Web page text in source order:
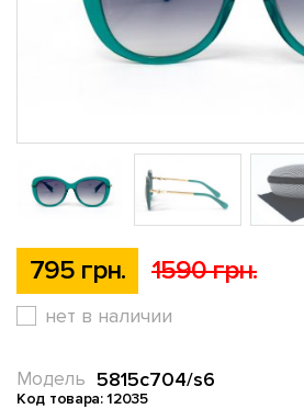
795 грн. 1590 грн.
нет в наличии
5815c704/s6
Модель
Код товара: 12035